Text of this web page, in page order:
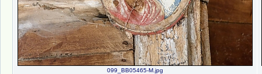
099_BB05465-M.jpg